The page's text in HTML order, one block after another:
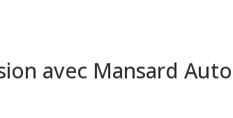
avec Mansard